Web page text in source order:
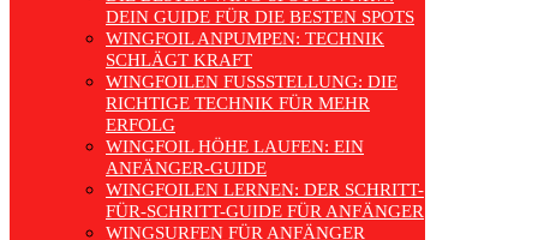
DEIN GUIDE FÜR DIE BESTEN SPOTS
WINGFOIL ANPUMPEN: TECHNIK
SCHLÄGT KRAFT
WINGFOILEN FUSSSTELLUNG: DIE R
ICHTIGE TECHNIK FÜR MEHR E
RFOLG
WINGFOIL HÖHE LAUFEN: EIN
ANFÄNGER-GUIDE
WINGFOILEN LERNEN: DER SCHRITT-
FÜR-SCHRITT-GUIDE FÜR ANFÄNGER
WINGSURFEN FÜR ANFÄNGER